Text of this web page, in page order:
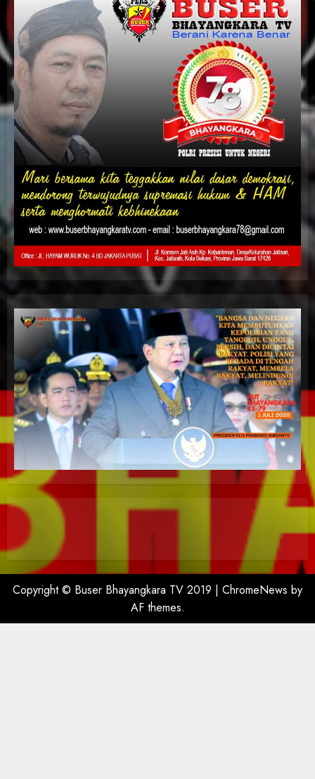
Copyright © Buser Bhayangkara TV 2019 | ChromeNews by
AF themes.